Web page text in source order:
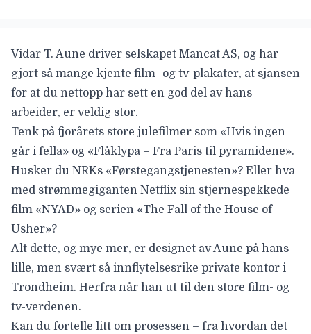
Vidar T. Aune driver selskapet Mancat AS, og har
gjort så mange kjente film- og tv-plakater, at sjansen
for at du nettopp har sett en god del av hans
arbeider, er veldig stor.
Tenk på fjorårets store julefilmer som «Hvis ingen
går i fella» og «Flåklypa – Fra Paris til pyramidene».
Husker du NRKs «Førstegangstjenesten»? Eller hva
med strømmegiganten Netflix sin stjernespekkede
film «NYAD» og serien «The Fall of the House of
Usher»?
Alt dette, og mye mer, er designet av Aune på hans
lille, men svært så innflytelsesrike private kontor i
Trondheim. Herfra når han ut til den store film- og
tv-verdenen.
Kan du fortelle litt om prosessen – fra hvordan det